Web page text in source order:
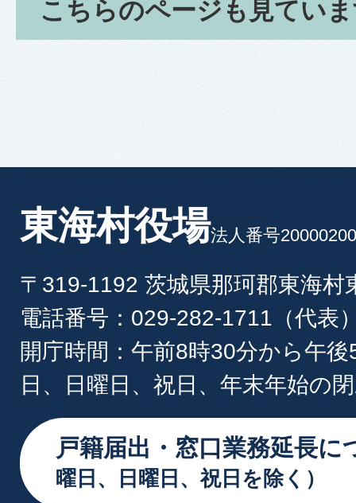
こちらのページも見てい
東海村役場法人番号
〒319-1192 茨城県那珂郡東海村
電話番号：029-282-1711（代表
開庁時間：午前8時30分から午
日、日曜日、祝日、年末年始の
戸籍届出・窓口業務延長に
曜日、日曜日、祝日を除く）